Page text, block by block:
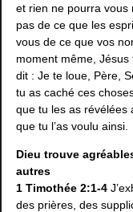
et rien ne pourra vous
pas de ce que les
vous de ce que vos
moment même,
dit : Je te loue, Père,
tu as caché ces
que tu les as révélées
que tu l’as voulu ainsi.
Dieu trouve
autres
1 Timothée 2:1-4
des prières, des